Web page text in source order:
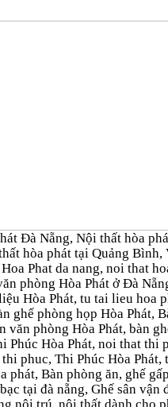
Đà Nẵng, Nội thất hòa
hòa phát tại Quảng Bình,
Phat da nang, noi that
phòng Hòa Phát ở Đà
Hòa Phát, tu tai lieu hoa
ghế phòng họp Hòa Phát,
văn phòng Hòa Phát, bàn
Phúc Hòa Phát, noi that thi
phuc, Thi Phúc Hòa Phát,
Bàn phòng ăn, ghế
tại đà nẵng, Ghế sân vận